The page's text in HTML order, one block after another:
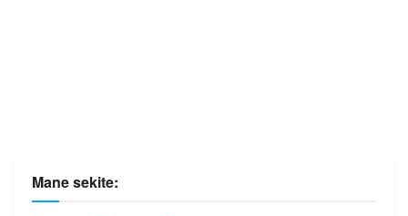
Mane sekite: